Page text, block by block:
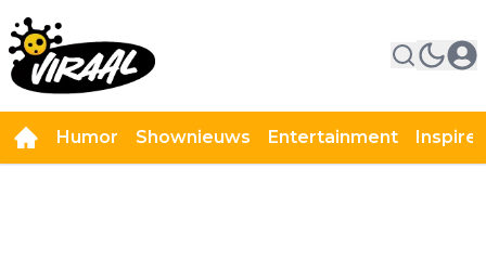
Humor Shownieuws Entertainment